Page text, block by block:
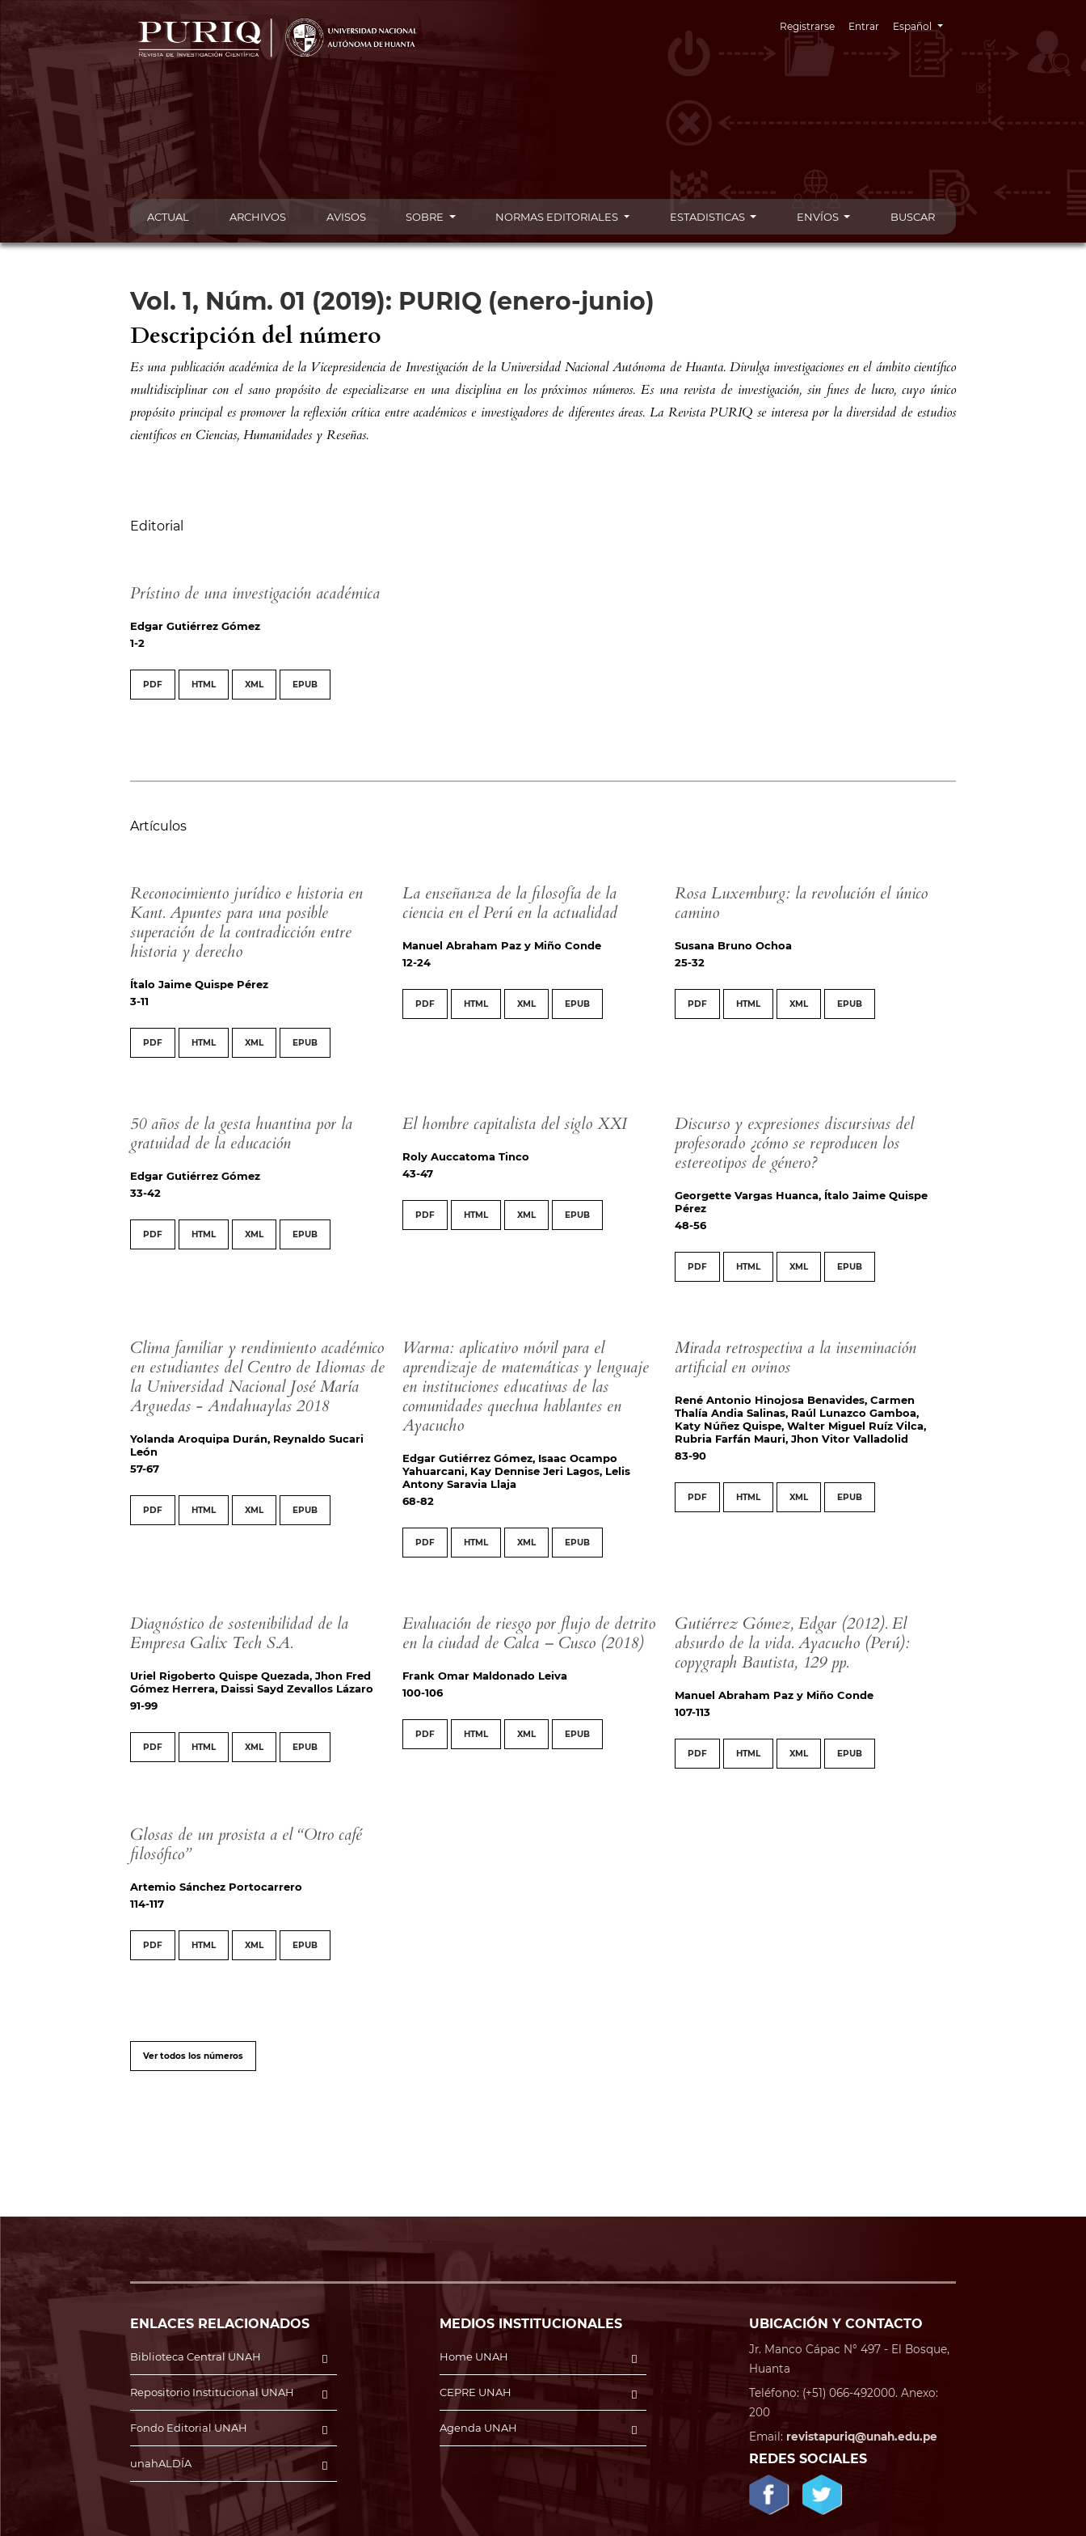
Registrarse Entrar Cambiar el idioma. El idioma actual es:
Español
ACTUAL ARCHIVOS AVISOS SOBRE NORMAS EDITORIALES ESTADISTICAS ENVÍOS BUSCAR
Vol. 1, Núm. 01 (2019): PURIQ (enero-junio)
Descripción del número
Es una publicación académica de la Vicepresidencia de Investigación de la Universidad Nacional Autónoma de Huanta. Divulga investigaciones en el ámbito científico
multidisciplinar con el sano propósito de especializarse en una disciplina en los próximos números. Es una revista de investigación, sin fines de lucro, cuyo único
propósito principal es promover la reflexión crítica entre académicos e investigadores de diferentes áreas. La Revista PURIQ se interesa por la diversidad de estudios
científicos en Ciencias, Humanidades y Reseñas.
Editorial
Prístino de una investigación académica
Edgar Gutiérrez Gómez
1-2
PDF HTML XML EPUB
Artículos
Reconocimiento jurídico e historia en
Kant. Apuntes para una posible
superación de la contradicción entre
historia y derecho
Ítalo Jaime Quispe Pérez
3-11
PDF HTML XML EPUB
La enseñanza de la filosofía de la
ciencia en el Perú en la actualidad
Manuel Abraham Paz y Miño Conde
12-24
PDF HTML XML EPUB
Rosa Luxemburg: la revolución el único
camino
Susana Bruno Ochoa
25-32
PDF HTML XML EPUB
50 años de la gesta huantina por la
gratuidad de la educación
Edgar Gutiérrez Gómez
33-42
PDF HTML XML EPUB
El hombre capitalista del siglo XXI
Roly Auccatoma Tinco
43-47
PDF HTML XML EPUB
Discurso y expresiones discursivas del
profesorado ¿cómo se reproducen los
estereotipos de género?
Georgette Vargas Huanca, Ítalo Jaime Quispe
Pérez
48-56
PDF HTML XML EPUB
Clima familiar y rendimiento académico
en estudiantes del Centro de Idiomas de
la Universidad Nacional José María
Arguedas - Andahuaylas 2018
Yolanda Aroquipa Durán, Reynaldo Sucari
León
57-67
PDF HTML XML EPUB
Warma: aplicativo móvil para el
aprendizaje de matemáticas y lenguaje
en instituciones educativas de las
comunidades quechua hablantes en
Ayacucho
Edgar Gutiérrez Gómez, Isaac Ocampo
Yahuarcani, Kay Dennise Jeri Lagos, Lelis
Antony Saravia Llaja
68-82
PDF HTML XML EPUB
Mirada retrospectiva a la inseminación
artificial en ovinos
René Antonio Hinojosa Benavides, Carmen
Thalía Andia Salinas, Raúl Lunazco Gamboa,
Katy Núñez Quispe, Walter Miguel Ruíz Vilca,
Rubria Farfán Mauri, Jhon Vitor Valladolid
83-90
PDF HTML XML EPUB
Diagnóstico de sostenibilidad de la
Empresa Galix Tech S.A.
Uriel Rigoberto Quispe Quezada, Jhon Fred
Gómez Herrera, Daissi Sayd Zevallos Lázaro
91-99
PDF HTML XML EPUB
Evaluación de riesgo por flujo de detrito
en la ciudad de Calca – Cusco (2018)
Frank Omar Maldonado Leiva
100-106
PDF HTML XML EPUB
Gutiérrez Gómez, Edgar (2012). El
absurdo de la vida. Ayacucho (Perú):
copygraph Bautista, 129 pp.
Manuel Abraham Paz y Miño Conde
107-113
PDF HTML XML EPUB
Glosas de un prosista a el “Otro café
filosófico”
Artemio Sánchez Portocarrero
114-117
PDF HTML XML EPUB
Ver todos los números
ENLACES RELACIONADOS
Biblioteca Central UNAH
Repositorio Institucional UNAH
Fondo Editorial UNAH
unahALDÍA
MEDIOS INSTITUCIONALES
Home UNAH
CEPRE UNAH
Agenda UNAH
UBICACIÓN Y CONTACTO
Jr. Manco Cápac N° 497 - El Bosque,
Huanta
Teléfono: (+51) 066-492000. Anexo:
200
Email: revistapuriq@unah.edu.pe
REDES SOCIALES